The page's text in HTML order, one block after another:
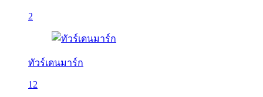
2
ทัวร์เดนมาร์ก
12